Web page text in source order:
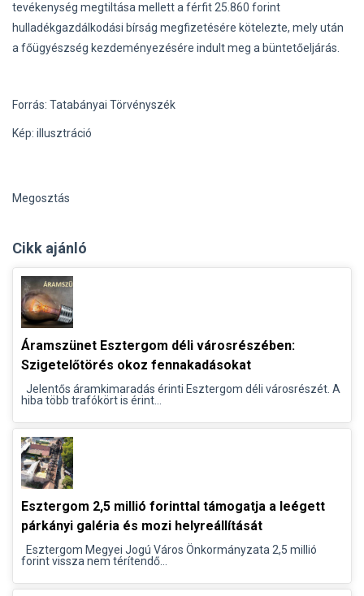
tevékenység megtiltása mellett a férfit 25.860 forint
hulladékgazdálkodási bírság megfizetésére kötelezte, mely után
a főügyészség kezdeményezésére indult meg a büntetőeljárás.
Forrás: Tatabányai Törvényszék
Kép: illusztráció
Megosztás
Cikk ajánló
Áramszünet Esztergom déli városrészében:
Szigetelőtörés okoz fennakadásokat
Jelentős áramkimaradás érinti Esztergom déli városrészét. A
hiba több trafókört is érint...
Esztergom 2,5 millió forinttal támogatja a leégett
párkányi galéria és mozi helyreállítását
Esztergom Megyei Jogú Város Önkormányzata 2,5 millió
forint vissza nem térítendő...